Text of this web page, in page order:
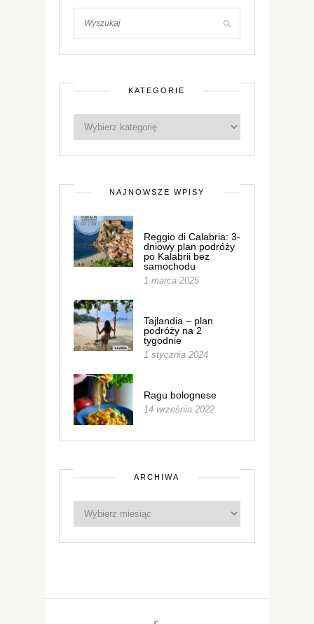
KATEGORIE
NAJNOWSZE WPISY
Reggio di Calabria: 3-
dniowy plan podróży
po Kalabrii bez
samochodu
1 marca 2025
Tajlandia – plan
podróży na 2
tygodnie
1 stycznia 2024
Ragu bolognese
14 września 2022
ARCHIWA